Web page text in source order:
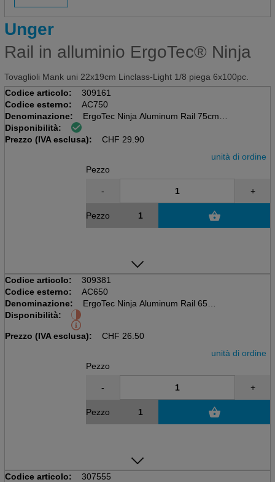
Unger
Rail in alluminio ErgoTec® Ninja
Tovaglioli Mank uni 22x19cm Linclass-Light 1/8 piega 6x100pc.
Codice articolo:
309161
Codice esterno:
AC750
Denominazione:
ErgoTec Ninja Aluminum Rail 75cm
Cappi di estremità SmartClip 75cm SOFT
Disponibilità:
Prezzo (IVA esclusa):
CHF 29.90
unità di ordine
Pezzo
- +
Pezzo
Codice articolo:
309381
Codice esterno:
AC650
Denominazione:
ErgoTec Ninja Aluminum Rail 65cm
Disponibilità:
Prezzo (IVA esclusa): CHF 26.50
unità di ordine
Pezzo
- +
Pezzo
Codice articolo:
307555